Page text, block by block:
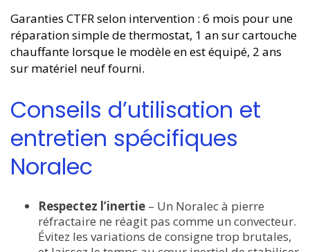
Garanties CTFR selon intervention : 6 mois pour une
réparation simple de thermostat, 1 an sur cartouche
chauffante lorsque le modèle en est équipé, 2 ans
sur matériel neuf fourni.
Conseils d’utilisation et
entretien spécifiques
Noralec
Respectez l’inertie – Un Noralec à pierre
réfractaire ne réagit pas comme un convecteur.
Évitez les variations de consigne trop brutales,